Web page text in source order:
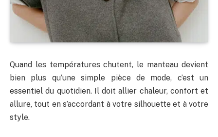
Quand les températures chutent, le manteau devient
bien plus qu’une simple pièce de mode, c’est un
essentiel du quotidien. Il doit allier chaleur, confort et
allure, tout en s’accordant à votre silhouette et à votre
style.